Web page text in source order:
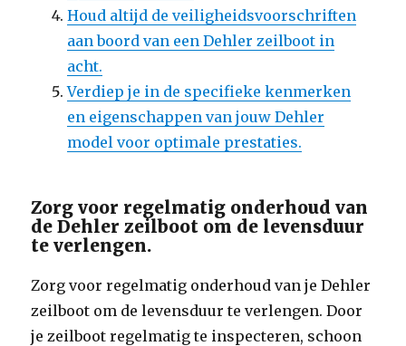
Houd altijd de veiligheidsvoorschriften
aan boord van een Dehler zeilboot in
acht.
Verdiep je in de specifieke kenmerken
en eigenschappen van jouw Dehler
model voor optimale prestaties.
Zorg voor regelmatig onderhoud van
de Dehler zeilboot om de levensduur
te verlengen.
Zorg voor regelmatig onderhoud van je Dehler
zeilboot om de levensduur te verlengen. Door
je zeilboot regelmatig te inspecteren, schoon